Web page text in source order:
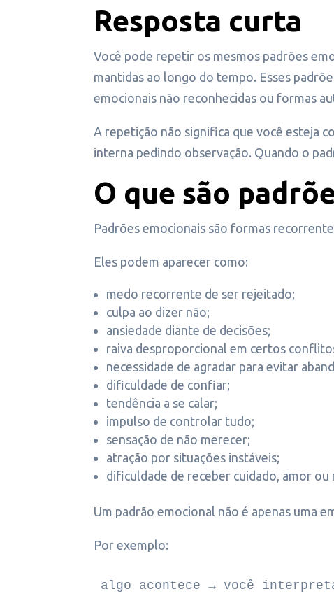
Resposta curta
Você pode repetir os mesmos padrões
mantidas ao longo do tempo. Esses
emocionais não reconhecidas ou formas
A repetição não significa que você esteja
interna pedindo observação. Quando o
O que são
Padrões emocionais são formas
Eles podem aparecer como:
medo recorrente de ser rejeitado;
culpa ao dizer não;
ansiedade diante de decisões;
raiva desproporcional em certos
necessidade de agradar para evitar
dificuldade de confiar;
tendência a se calar;
impulso de controlar tudo;
sensação de não merecer;
atração por situações instáveis;
dificuldade de receber cuidado, amor
Um padrão emocional não é apenas uma
Por exemplo:
algo acontece → você